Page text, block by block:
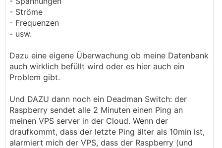
- Ströme
- Frequenzen
- usw.
Dazu eine eigene Überwachung ob meine Datenbank
auch wirklich befüllt wird oder es hier auch ein
Problem gibt.
Und DAZU dann noch ein Deadman Switch: der
Raspberry sendet alle 2 Minuten einen Ping an
meinen VPS server in der Cloud. Wenn der
draufkommt, dass der letzte Ping älter als 10min ist,
alarmiert mich der VPS, dass der Raspberry (und